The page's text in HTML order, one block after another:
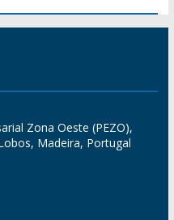
Zona Oeste (PEZO),
Madeira, Portugal